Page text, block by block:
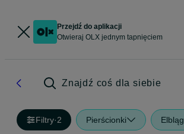
Przejdź do aplikacji
Otwieraj OLX jednym tapnięciem
Znajdź coś dla siebie
Filtry·2 Pierścionki Elbląg